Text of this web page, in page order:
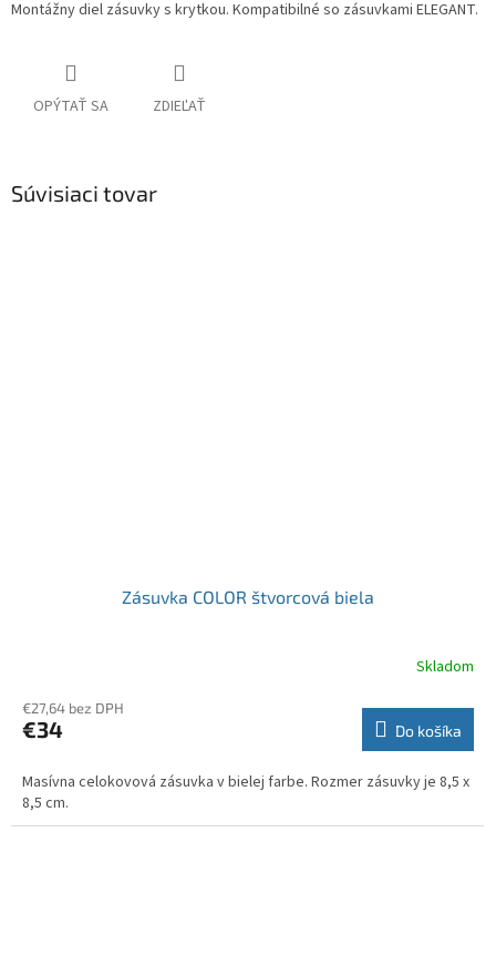
Montážny diel zásuvky s krytkou. Kompatibilné so zásuvkami ELEGANT.
OPÝTAŤ SA ZDIEĽAŤ
Súvisiaci tovar
Zásuvka COLOR štvorcová biela
Skladom
€27,64 bez DPH
€34 Do košíka
Masívna celokovová zásuvka v bielej farbe. Rozmer zásuvky je 8,5 x
8,5 cm.